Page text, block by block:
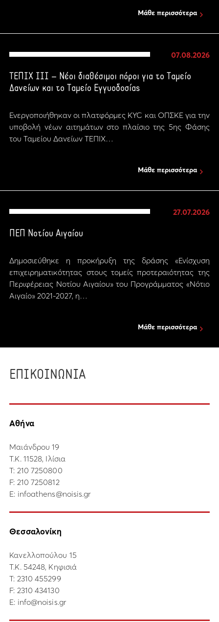
Μάθε περισσότερα
07.08.2026
ΤΕΠΙΧ ΙΙΙ – Νέοι διαθέσιμοι πόροι για το Ταμείο
Δανείων και το Ταμείο Εγγυοδοσίας
Ενεργοποιήθηκαν οι πλατφόρμες KYC και ΟΠΣΚΕ για την
υποβολή νέων αιτημάτων στο πλαίσιο της 5ης Φάσης
του Ταμείου Δανείων ΤΕΠΙΧ…
Μάθε περισσότερα
27.07.2026
ΠΕΠ Νοτίου Αιγαίου
Δημοσιεύθηκε η προκήρυξη της δράσης «Ενίσχυση
επιχειρηματικότητας στους τομείς προτεραιότητας της
Περιφέρειας Νοτίου Αιγαίου» του Προγράμματος «Νότιο
Αιγαίο» 2021-2027, η…
Μάθε περισσότερα
ΕΠΙΚΟΙΝΩΝΙΑ
Αθήνα
Μαιάνδρου 19
Τ.Κ. 11528, Ιλίσια
Τ: 210 7250800
F: 210 7250812
E: infoathens@noisis.gr
Θεσσαλονίκη
Κανελλοπούλου 15
Τ.Κ. 54248, Κηφισιά
Τ: 2310 455299
F: 2310 434130
E: info@noisis.gr